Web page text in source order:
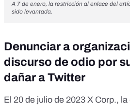
A 7 de enero, la restricción al enlace del
sido levantada.
Denunciar a
discurso de odio por
dañar a Twitter
El 20 de julio de 2023 X Corp., la